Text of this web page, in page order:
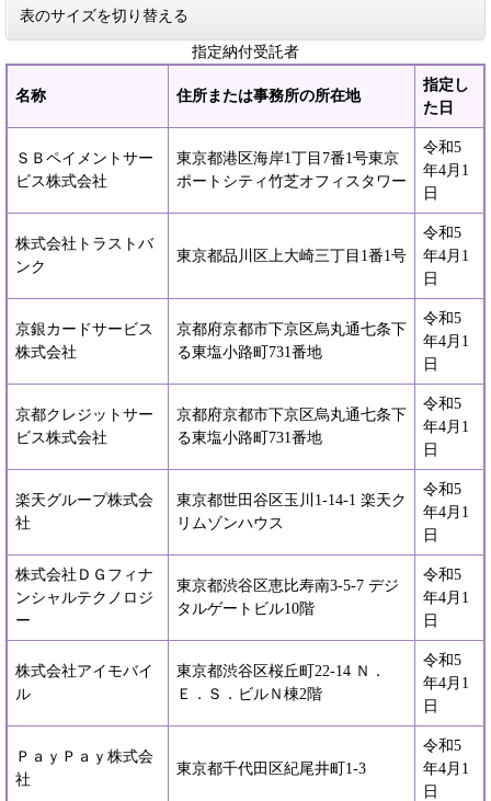
表のサイズを切り替える
指定納付受託者
名称 住所または事務所の所在地
指定し
た日
ＳＢペイメントサー
ビス株式会社
東京都港区海岸1丁目7番1号東京
ポートシティ竹芝オフィスタワー
令和5
年4月1
日
株式会社トラストバ
ンク
東京都品川区上大崎三丁目1番1号
令和5
年4月1
日
京銀カードサービス
株式会社
京都府京都市下京区烏丸通七条下
る東塩小路町731番地
令和5
年4月1
日
京都クレジットサー
ビス株式会社
京都府京都市下京区烏丸通七条下
る東塩小路町731番地
令和5
年4月1
日
楽天グループ株式会
社
東京都世田谷区玉川1-14-1 楽天ク
リムゾンハウス
令和5
年4月1
日
株式会社ＤＧフィナ
ンシャルテクノロジ
ー
東京都渋谷区恵比寿南3-5-7 デジ
タルゲートビル10階
令和5
年4月1
日
株式会社アイモバイ
ル
東京都渋谷区桜丘町22-14 Ｎ．
Ｅ．Ｓ．ビルＮ棟2階
令和5
年4月1
日
ＰａｙＰａｙ株式会
社
東京都千代田区紀尾井町1-3
令和5
年4月1
日